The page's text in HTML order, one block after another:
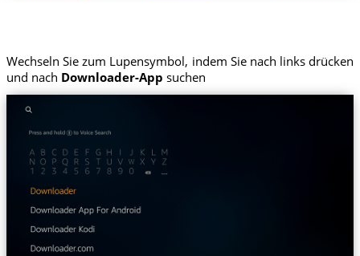
Wechseln Sie zum Lupensymbol, indem Sie nach links drücken
und nach Downloader-App suchen